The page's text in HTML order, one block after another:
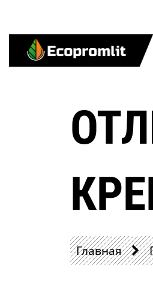
Главная